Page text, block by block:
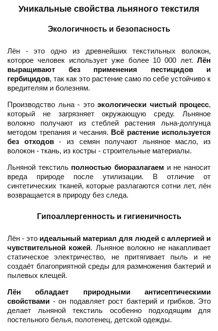
Уникальные свойства льняного текстиля
Экологичность и безопасность
Лён - это одно из древнейших текстильных волокон,
которое человек использует уже более 10 000 лет. Лён
выращивают без применения пестицидов и
гербицидов, так как это растение само по себе устойчиво к
вредителям и болезням.
Производство льна - это экологически чистый процесс,
который не загрязняет окружающую среду. Льняное
волокно получают из стеблей растения льна-долгунца
методом трепания и чесания. Всё растение используется
без отходов- из семян получают льняное масло, из
волокон - ткань, из костры - строительные материалы.
Льняной текстиль полностью биоразлагаем и не наносит
вреда природе после утилизации. В отличие от
синтетических тканей, которые разлагаются сотни лет, лён
возвращается в природу без следа.
Гипоаллергенность и гигиеничность
Лён - это идеальный материал для людей с аллергией и
чувствительной кожей. Льняное волокно не накапливает
статическое электричество, не притягивает пыль и не
создаёт благоприятной среды для размножения бактерий и
пылевых клещей.
Лён обладает природными антисептическими
свойствами - он подавляет рост бактерий и грибков. Это
делает льняной текстиль особенно подходящим для
постельного белья, полотенец, детской одежды.